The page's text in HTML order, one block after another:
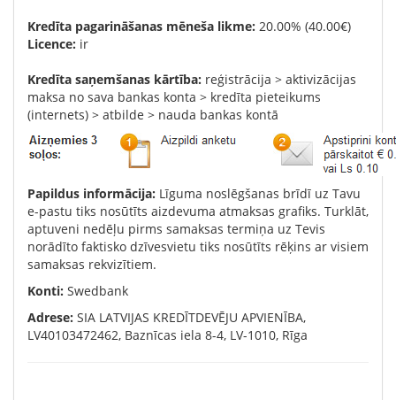
Kredīta pagarināšanas mēneša likme: 20.00% (40.00€)
Licence: ir
Kredīta saņemšanas kārtība: reģistrācija > aktivizācijas
maksa no sava bankas konta > kredīta pieteikums
(internets) > atbilde > nauda bankas kontā
Papildus informācija: Līguma noslēgšanas brīdī uz Tavu
e-pastu tiks nosūtīts aizdevuma atmaksas grafiks. Turklāt,
aptuveni nedēļu pirms samaksas termiņa uz Tevis
norādīto faktisko dzīvesvietu tiks nosūtīts rēķins ar visiem
samaksas rekvizītiem.
Konti: Swedbank
Adrese: SIA LATVIJAS KREDĪTDEVĒJU APVIENĪBA,
LV40103472462, Baznīcas iela 8-4, LV-1010, Rīga